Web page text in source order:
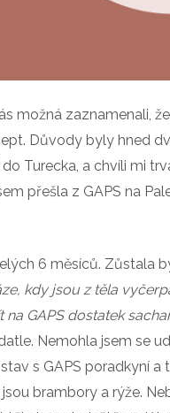
možná zaznamenali,
Důvody byly hned
Turecka, a chvíli mi
přešla z GAPS na
6 měsíců. Zůstala
kdy jsou z těla
na GAPS dostatek
Nemohla jsem se
s GAPS poradkyní
jsou brambory a rýže.